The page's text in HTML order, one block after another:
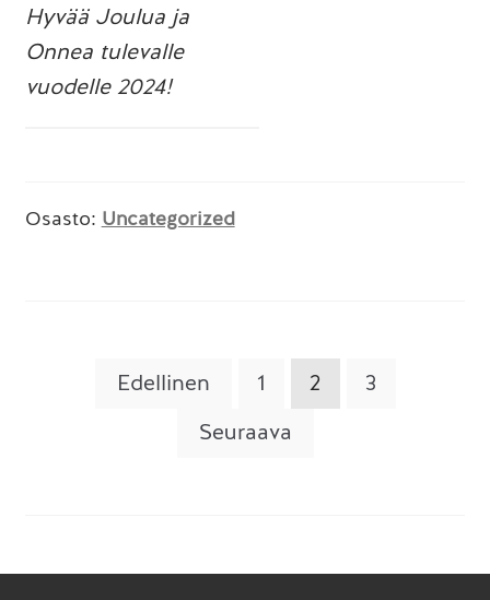
Hyvää Joulua ja
Onnea tulevalle
vuodelle 2024!
Osasto: Uncategorized
Artikkelien
Edellinen 1 2
3
Seuraava